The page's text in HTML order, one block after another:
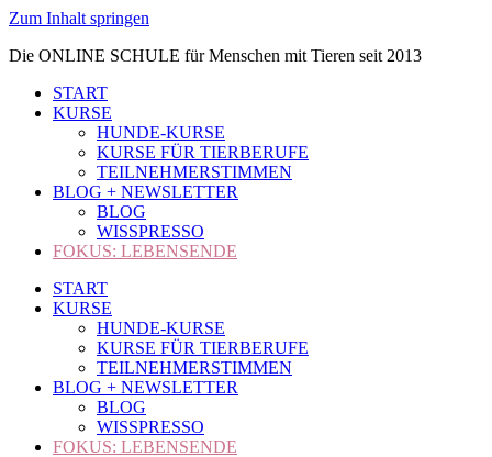
Zum Inhalt springen
Die ONLINE SCHULE für Menschen mit Tieren seit 2013
START
KURSE
HUNDE-KURSE
KURSE FÜR TIERBERUFE
TEILNEHMERSTIMMEN
BLOG + NEWSLETTER
BLOG
WISSPRESSO
FOKUS: LEBENSENDE
START
KURSE
HUNDE-KURSE
KURSE FÜR TIERBERUFE
TEILNEHMERSTIMMEN
BLOG + NEWSLETTER
BLOG
WISSPRESSO
FOKUS: LEBENSENDE